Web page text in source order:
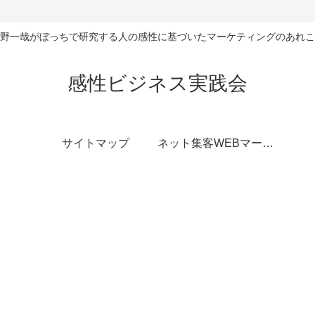
一哉がぼっちで研究する人の感性に基づいたマーケティングのあれ
感性ビジネス実践会
サイトマップ ネット集客WEBマーケティング無料相談室